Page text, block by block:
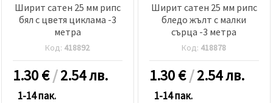
Ширит сатен 25 мм рипс
бял с цветя циклама -3
метра
Код: 418892
1.30€/2.54 лв.
1-14 пак.
Ширит сатен 25 мм рипс
бледо жълт с малки
сърца -3 метра
Код: 418878
1.30€/2.54 лв.
1-14 пак.